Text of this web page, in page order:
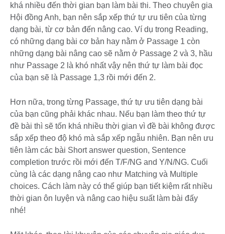
khá nhiều đến thời gian bạn làm bài thi. Theo chuyên gia
Hội đồng Anh, bạn nên sắp xếp thứ tự ưu tiên của từng
dạng bài, từ cơ bản đến nâng cao. Ví dụ trong Reading,
có những dạng bài cơ bản hay nằm ở Passage 1 còn
những dạng bài nâng cao sẽ nằm ở Passage 2 và 3, hầu
như Passage 2 là khó nhất vậy nên thứ tự làm bài đọc
của bạn sẽ là Passage 1,3 rồi mới đến 2.
Hơn nữa, trong từng Passage, thứ tự ưu tiên dạng bài
của bạn cũng phải khác nhau. Nếu bạn làm theo thứ tự
đề bài thì sẽ tốn khá nhiều thời gian vì đề bài không được
sắp xếp theo độ khó mà sắp xếp ngẫu nhiên. Bạn nên ưu
tiên làm các bài Short answer question, Sentence
completion trước rồi mới đến T/F/NG and Y/N/NG. Cuối
cùng là các dạng nâng cao như Matching và Multiple
choices. Cách làm này có thể giúp bạn tiết kiệm rất nhiều
thời gian ôn luyện và nâng cao hiệu suất làm bài đấy
nhé!